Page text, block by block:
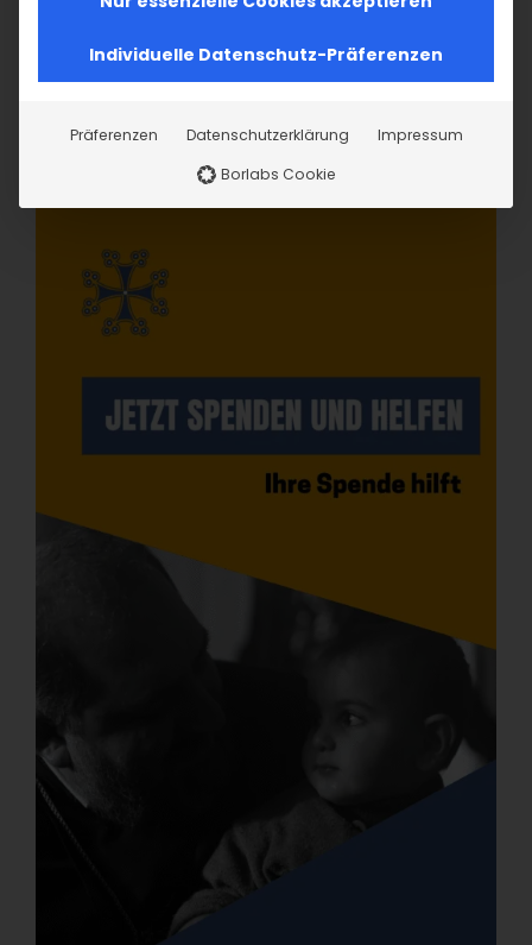
Individuelle Datenschutz-Präferenzen
Präferenzen Datenschutzerklärung
Impressum
Borlabs Cookie